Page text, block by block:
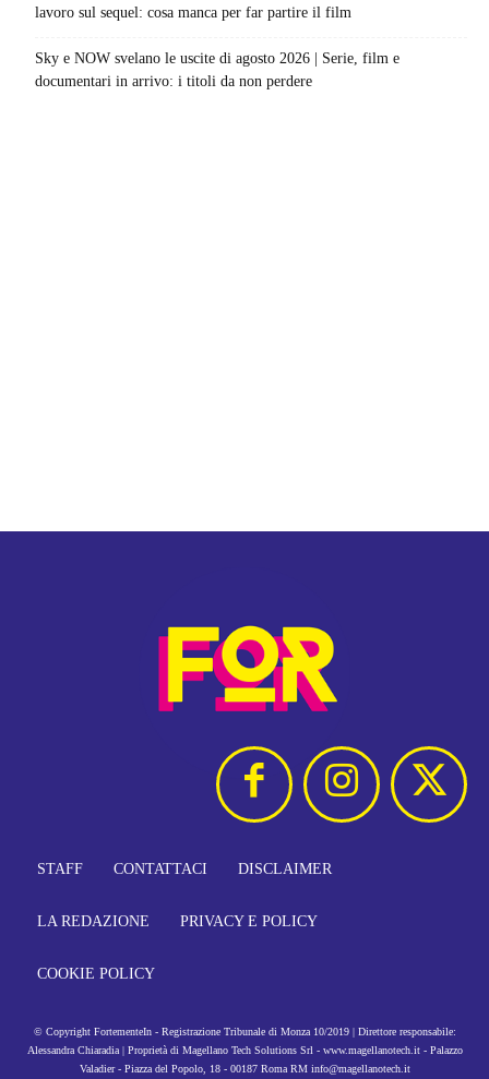
lavoro sul sequel: cosa manca per far partire il film
Sky e NOW svelano le uscite di agosto 2026 | Serie, film e
documentari in arrivo: i titoli da non perdere
STAFF CONTATTACI DISCLAIMER
LA REDAZIONE PRIVACY E POLICY
COOKIE POLICY
© Copyright FortementeIn - Registrazione Tribunale di Monza 10/2019 | Direttore responsabile:
Alessandra Chiaradia | Proprietà di Magellano Tech Solutions Srl - www.magellanotech.it - Palazzo
Valadier - Piazza del Popolo, 18 - 00187 Roma RM info@magellanotech.it